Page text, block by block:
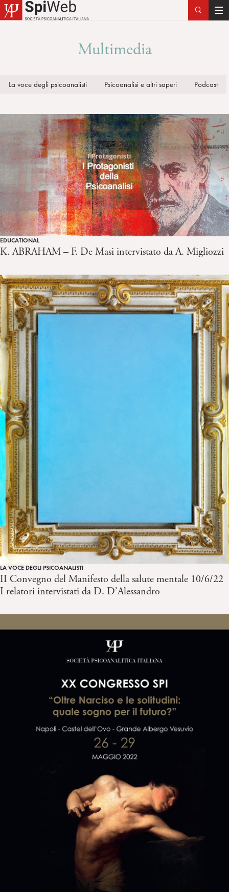
T
v
i
a
i
n
Multimedia
La voce degli psicoanalisti Psicoanalisi e altri saperi Podcast
EDUCATIONAL
K. ABRAHAM – F. De Masi intervistato da A. Migliozzi
LA VOCE DEGLI PSICOANALISTI
II Convegno del Manifesto della salute mentale 10/6/22
I relatori intervistati da D. D’Alessandro